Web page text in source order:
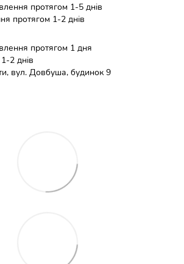
протягом 1-5 днів
протягом 1-2 днів
протягом 1 дня
2 днів
вул. Довбуша, будинок 9